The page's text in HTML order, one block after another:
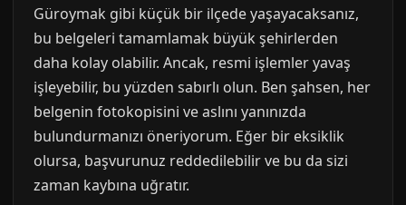
Güroymak gibi küçük bir ilçede yaşayacaksanız,
bu belgeleri tamamlamak büyük şehirlerden
daha kolay olabilir. Ancak, resmi işlemler yavaş
işleyebilir, bu yüzden sabırlı olun. Ben şahsen, her
belgenin fotokopisini ve aslını yanınızda
bulundurmanızı öneriyorum. Eğer bir eksiklik
olursa, başvurunuz reddedilebilir ve bu da sizi
zaman kaybına uğratır.